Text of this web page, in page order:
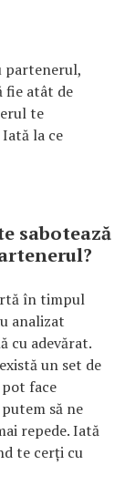
partenerul,
fie atât de
te
la ce
sabotează
în timpul
analizat
cu adevărat.
un set de
face
să ne
repede. Iată
te cerți cu